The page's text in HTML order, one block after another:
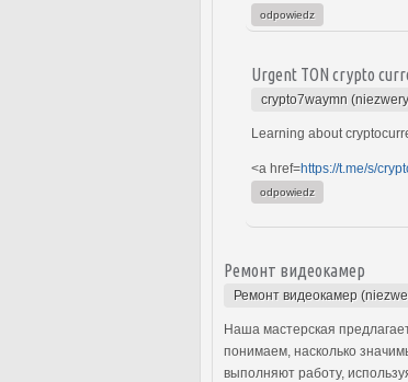
odpowiedz
Urgent TON crypto
crypto7waymn
Learning about
<a href=https://t.me/s/
odpowiedz
Ремонт видеокамер
Ремонт видеокамер
Наша мастерская
понимаем, насколько
выполняют работу,